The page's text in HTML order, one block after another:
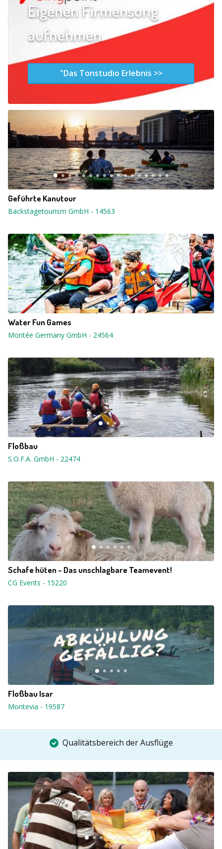
Eigenen Firmensong
aufnehmen
"Das Tonstudio Erlebnis >>
Geführte Kanutour
Backstagetourism GmbH - 14563
Water Fun Games
Montée Germany GmbH - 24564
Floßbau
S.O.F.A. GmbH - 22474
Schafe hüten - Das unschlagbare Teamevent!
CG Events - 15220
Floßbau Isar
Montevia - 19587
Qualitätsbereich der Ausflüge